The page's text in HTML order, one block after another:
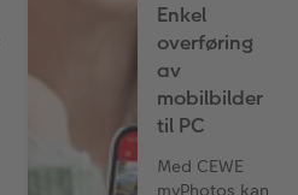
Enkel
overføring
av
mobilbilder
til PC
Med CEWE